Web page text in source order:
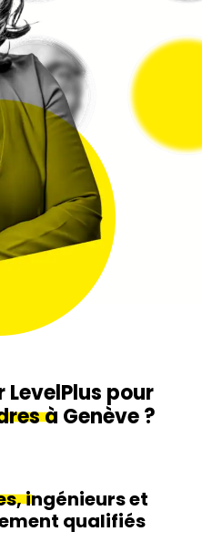
pour
à Genève ?
ingénieurs et
qualifiés